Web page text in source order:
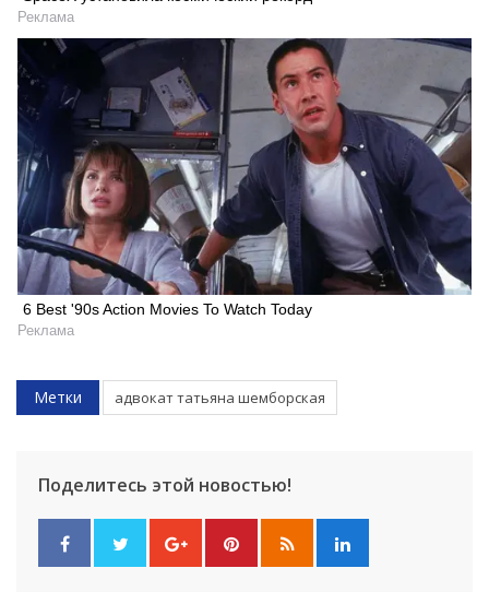
Реклама
6 Best '90s Action Movies To Watch Today
Реклама
Метки адвокат татьяна шемборская
Поделитесь этой новостью!